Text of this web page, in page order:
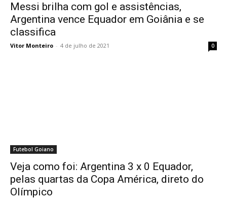
Messi brilha com gol e assistências,
Argentina vence Equador em Goiânia e se
classifica
Vitor Monteiro - 4 de julho de 2021 0
Futebol Goiano
Veja como foi: Argentina 3 x 0 Equador,
pelas quartas da Copa América, direto do
Olímpico